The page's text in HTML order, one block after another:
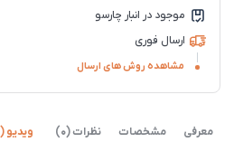
موجود در انبار چارسو
ارسال فوری
مشاهده روش های ارسال
معرفی مشخصات نظرات (0) ویدیو (7)